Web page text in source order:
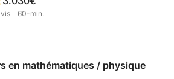
donne aussi des cours d'allemand.
60-min.
en mathématiques / physique